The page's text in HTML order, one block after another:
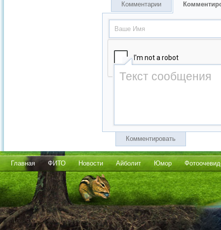
Комментарии
Комментировать
Главная ФИТО Новости Айболит Юмор